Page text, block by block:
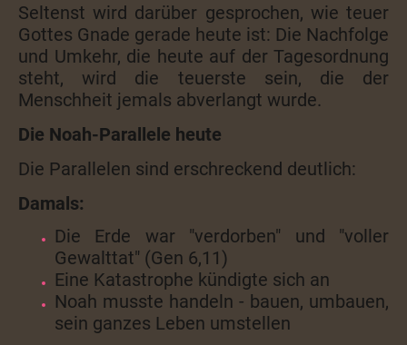
Seltenst wird darüber gesprochen, wie teuer
Gottes Gnade gerade heute ist: Die Nachfolge
und Umkehr, die heute auf der Tagesordnung
steht, wird die teuerste sein, die der
Menschheit jemals abverlangt wurde.
Die Noah-Parallele heute
Die Parallelen sind erschreckend deutlich:
Damals:
Die Erde war "verdorben" und "voller
Gewalttat" (Gen 6,11)
Eine Katastrophe kündigte sich an
Noah musste handeln - bauen, umbauen,
sein ganzes Leben umstellen